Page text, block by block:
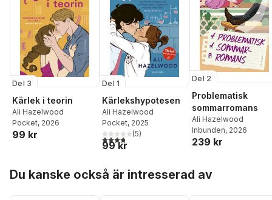
Del 3
Kärlek i teorin
Ali Hazelwood
Pocket, 2026
99 kr
Del 1
Kärlekshypotesen
Ali Hazelwood
Pocket, 2025
3,8utav 5 stjärnor. Totalt antal röster:
(5)
99 kr
Del 2
Problematisk
sommarromans
Ali Hazelwood
Inbunden, 2026
239 kr
Du kanske också är intresserad av